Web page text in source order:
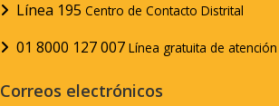
Línea 195 Centro de Contacto Distrital
01 8000 127 007 Línea gratuita de
Correos electrónicos